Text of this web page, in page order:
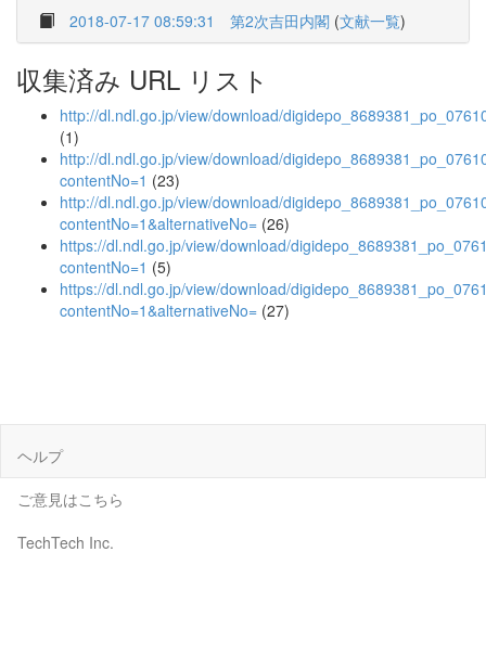
2018-07-17 08:59:31 第2次吉田内閣 (文献一覧)
収集済み URL リスト
http://dl.ndl.go.jp/view/download/
(1)
http://dl.ndl.go.jp/view/download/
contentNo=1 (23)
http://dl.ndl.go.jp/view/download/
contentNo=1&alternativeNo= (26)
https://dl.ndl.go.jp/view/download/
contentNo=1 (5)
https://dl.ndl.go.jp/view/download/
contentNo=1&alternativeNo= (27)
ヘルプ
ご意見はこちら
TechTech Inc.